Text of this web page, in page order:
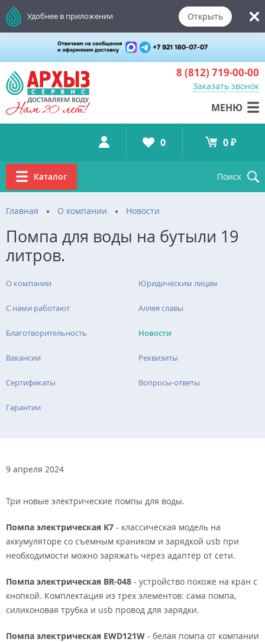
8 (812) 719-00-00
Заказать звонок
МЕНЮ
Удобнее в приложении Открыть
Каталог Поиск
0 0 ₽
Главная О компании Новости
Помпа для воды на бутыли 19
литров.
9 апреля 2024
Три новые электрические помпы для воды.
Помпа электрическая К7 - классическая модель на
аккумуляторе со съемным краником и зарядкой usb при
необходимости можно заряжать через адаптер от сети.
Помпа электрическая BR-048 - устройство похоже на кран с
кнопкой. Комплектация из трех элементов: сама помпа,
силиконовая трубка и usb провод для зарядки.
Помпа электрическая EWD121W - белая помпа от компании
О компании Юридическим лицам
С нами работают Аллея славы
Благотворительность Новости
Вакансии Реквизиты
Сертификаты Вопросы-ответы
Гарантии